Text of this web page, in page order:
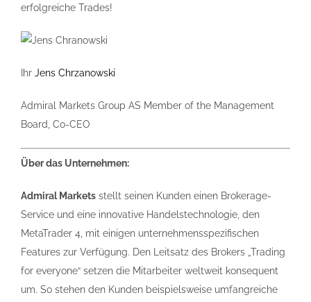
erfolgreiche Trades!
Ihr Jens Chrzanowski
Admiral Markets Group AS Member of the Management
Board, Co-CEO
Über das Unternehmen:
Admiral Markets stellt seinen Kunden einen Brokerage-
Service und eine innovative Handelstechnologie, den
MetaTrader 4, mit einigen unternehmensspezifischen
Features zur Verfügung. Den Leitsatz des Brokers „Trading
for everyone“ setzen die Mitarbeiter weltweit konsequent
um. So stehen den Kunden beispielsweise umfangreiche